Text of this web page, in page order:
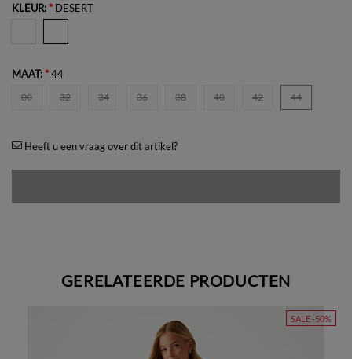
KLEUR:* DESERT
MAAT:*44
00 32 34 36 38 40 42 44
Heeft u een vraag over dit artikel?
GERELATEERDE PRODUCTEN
SALE -50%